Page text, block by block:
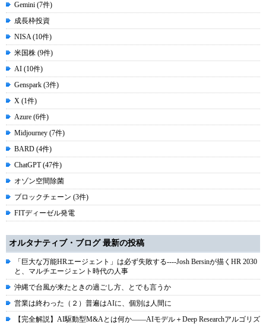
Gemini (7件)
成長枠投資
NISA (10件)
米国株 (9件)
AI (10件)
Genspark (3件)
X (1件)
Azure (6件)
Midjourney (7件)
BARD (4件)
ChatGPT (47件)
オゾン空間除菌
ブロックチェーン (3件)
FITディーゼル発電
オルタナティブ・ブログ 最新の投稿
「巨大な万能HRエージェント」は必ず失敗する----Josh Bersinが描くHR 2030
と、マルチエージェント時代の人事
沖縄で台風が来たときの過ごし方、とでも言うか
営業は終わった（２）普遍はAIに、個別は人間に
【完全解説】AI駆動型M&Aとは何か――AIモデル＋Deep Researchアルゴリズ